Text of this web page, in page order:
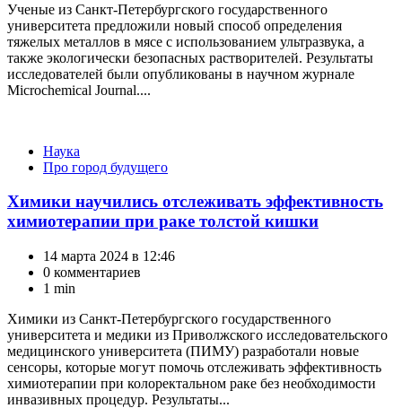
Ученые из Санкт-Петербургского государственного
университета предложили новый способ определения
тяжелых металлов в мясе с использованием ультразвука, а
также экологически безопасных растворителей. Результаты
исследователей были опубликованы в научном журнале
Microchemical Journal....
Категории
Наука
Про город будущего
Химики научились отслеживать эффективность
химиотерапии при раке толстой кишки
14 марта 2024 в 12:46
0 комментариев
1 min
Химики из Санкт-Петербургского государственного
университета и медики из Приволжского исследовательского
медицинского университета (ПИМУ) разработали новые
сенсоры, которые могут помочь отслеживать эффективность
химиотерапии при колоректальном раке без необходимости
инвазивных процедур. Результаты...